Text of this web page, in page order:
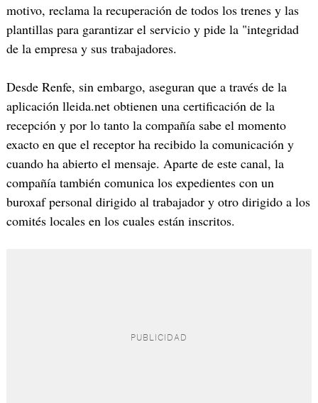
motivo, reclama la recuperación de todos los trenes y las
plantillas para garantizar el servicio y pide la "integridad
de la empresa y sus trabajadores.
Desde Renfe, sin embargo, aseguran que a través de la
aplicación lleida.net obtienen una certificación de la
recepción y por lo tanto la compañía sabe el momento
exacto en que el receptor ha recibido la comunicación y
cuando ha abierto el mensaje. Aparte de este canal, la
compañía también comunica los expedientes con un
buroxaf personal dirigido al trabajador y otro dirigido a los
comités locales en los cuales están inscritos.